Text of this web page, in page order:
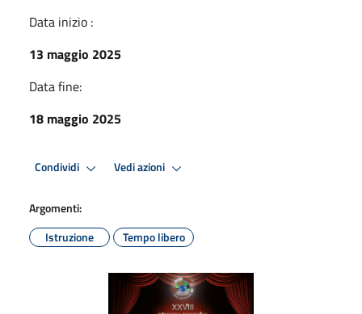
Data inizio :
13 maggio 2025
Data fine:
18 maggio 2025
Condividi Vedi azioni
Argomenti:
Istruzione
Tempo libero